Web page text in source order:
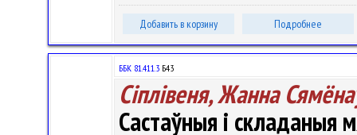
Добавить в корзину Подробнее
ББК 81.411.3 Б43
Сіплівеня, Жанна
Састаўныя і складаныя